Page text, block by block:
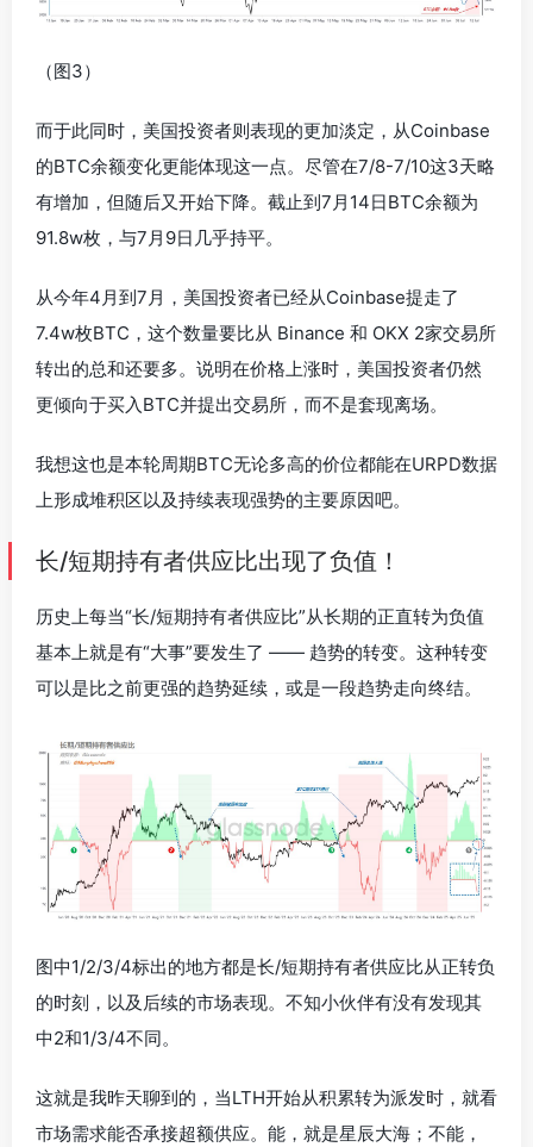
（图3）
而于此同时，美国投资者则表现的更加淡定，从Coinbase
的BTC余额变化更能体现这一点。尽管在7/8-7/10这3天略
有增加，但随后又开始下降。截止到7月14日BTC余额为
91.8w枚，与7月9日几乎持平。
从今年4月到7月，美国投资者已经从Coinbase提走了
7.4w枚BTC，这个数量要比从 Binance 和 OKX 2家交易所
转出的总和还要多。说明在价格上涨时，美国投资者仍然
更倾向于买入BTC并提出交易所，而不是套现离场。
我想这也是本轮周期BTC无论多高的价位都能在URPD数据
上形成堆积区以及持续表现强势的主要原因吧。
长/短期持有者供应比出现了负值！
历史上每当“长/短期持有者供应比”从长期的正直转为负值
基本上就是有“大事”要发生了 —— 趋势的转变。这种转变
可以是比之前更强的趋势延续，或是一段趋势走向终结。
图中1/2/3/4标出的地方都是长/短期持有者供应比从正转负
的时刻，以及后续的市场表现。不知小伙伴有没有发现其
中2和1/3/4不同。
这就是我昨天聊到的，当LTH开始从积累转为派发时，就看
市场需求能否承接超额供应。能，就是星辰大海；不能，